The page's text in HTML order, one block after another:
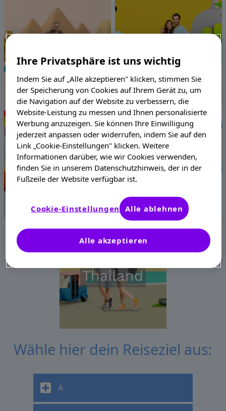
Service & Mediathek
Wähle hier dein Reiseziel aus:
A
Ihre Privatsphäre ist uns wichtig
Indem Sie auf „Alle akzeptieren" klicken, stimmen Sie
der Speicherung von Cookies auf Ihrem Gerät zu, um
die Navigation auf der Website zu verbessern, die
Website-Leistung zu messen und Ihnen personalisierte
Werbung anzuzeigen. Sie können Ihre Einwilligung
jederzeit anpassen oder widerrufen, indem Sie auf den
Link „Cookie-Einstellungen" klicken. Weitere
Informationen darüber, wie wir Cookies verwenden,
finden Sie in unserem Datenschutzhinweis, der in der
Fußzeile der Website verfügbar ist.
Cookie-Einstellungen
Alle akzeptieren
Alle ablehnen